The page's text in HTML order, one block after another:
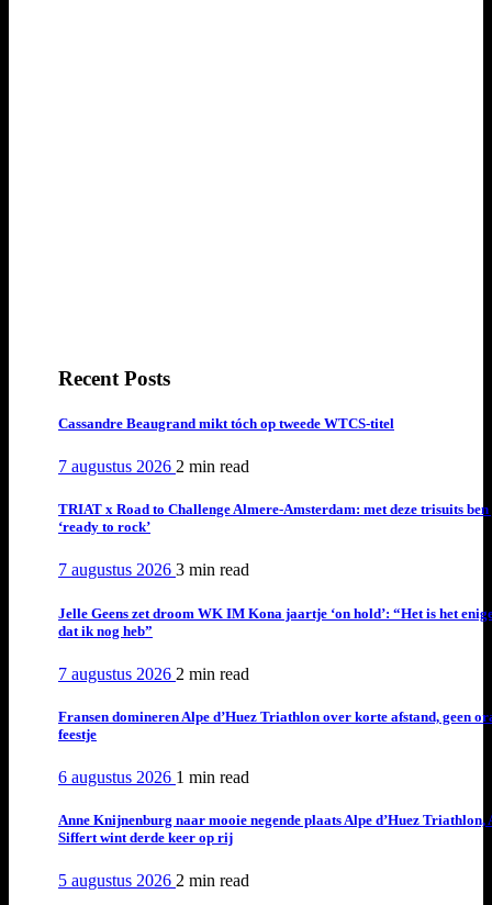
Recent Posts
Cassandre Beaugrand mikt tóch op tweede WTCS-titel
7 augustus 2026 2 min read
TRIAT x Road to Challenge Almere-Amsterdam: met deze trisuits ben
‘ready to rock’
7 augustus 2026 3 min read
Jelle Geens zet droom WK IM Kona jaartje ‘on hold’: “Het is het
dat ik nog heb”
7 augustus 2026 2 min read
Fransen domineren Alpe d’Huez Triathlon over korte afstand, geen
feestje
6 augustus 2026 1 min read
Anne Knijnenburg naar mooie negende plaats Alpe d’Huez Triathlon,
Siffert wint derde keer op rij
5 augustus 2026 2 min read